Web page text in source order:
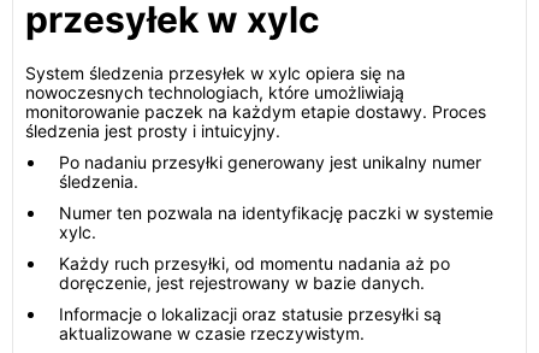
przesyłek w xylc
System śledzenia przesyłek w xylc opiera się na
nowoczesnych technologiach, które umożliwiają
monitorowanie paczek na każdym etapie dostawy. Proces
śledzenia jest prosty i intuicyjny.
Po nadaniu przesyłki generowany jest unikalny numer
śledzenia.
Numer ten pozwala na identyfikację paczki w systemie
xylc.
Każdy ruch przesyłki, od momentu nadania aż po
doręczenie, jest rejestrowany w bazie danych.
Informacje o lokalizacji oraz statusie przesyłki są
aktualizowane w czasie rzeczywistym.